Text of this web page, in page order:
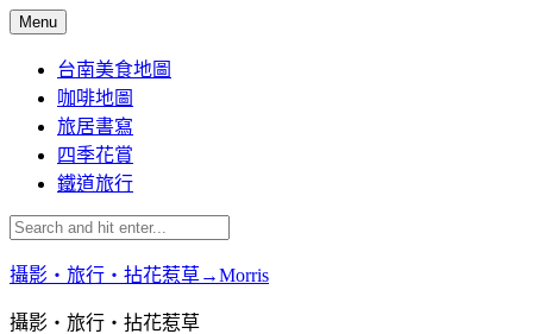
Skip
to
content
Menu
台南美食地圖
咖啡地圖
旅居書寫
四季花賞
鐵道旅行
攝影‧旅行‧拈花惹草→Morris
攝影‧旅行‧拈花惹草